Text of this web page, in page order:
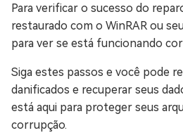
Para verificar o sucesso do
restaurado com o WinRAR ou
para ver se está funcionando
Siga estes passos e você pode
danificados e recuperar seus
está aqui para proteger seus
corrupção.